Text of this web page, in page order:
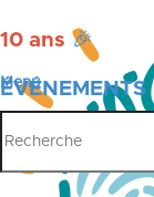
10 ans 🎉
ÉVÉNEMENTS
PUBLICATIONS
Menu